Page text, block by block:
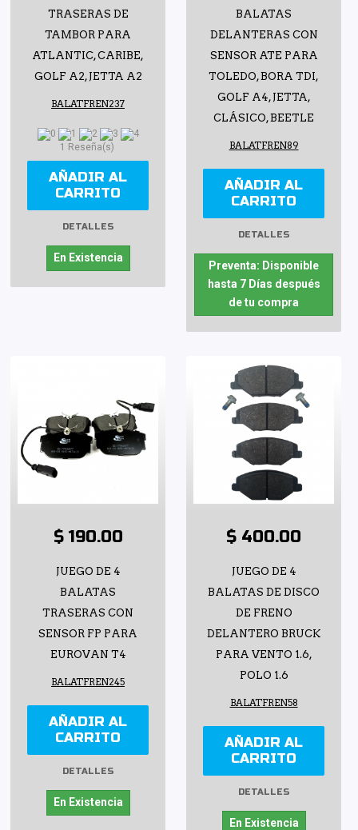
TRASERAS DE
TAMBOR PARA
ATLANTIC, CARIBE,
GOLF A2, JETTA A2
BALATFREN237
1 Reseña(s)
AÑADIR AL
CARRITO
DETALLES
En Existencia
BALATAS
DELANTERAS CON
SENSOR ATE PARA
TOLEDO, BORA TDI,
GOLF A4, JETTA,
CLÁSICO, BEETLE
BALATFREN89
AÑADIR AL
CARRITO
DETALLES
Preventa: Disponible
hasta 7 Días después
de tu compra
$ 190.00
JUEGO DE 4
BALATAS
TRASERAS CON
SENSOR FP PARA
EUROVAN T4
BALATFREN245
AÑADIR AL
CARRITO
DETALLES
En Existencia
$ 400.00
JUEGO DE 4
BALATAS DE DISCO
DE FRENO
DELANTERO BRUCK
PARA VENTO 1.6,
POLO 1.6
BALATFREN58
AÑADIR AL
CARRITO
DETALLES
En Existencia